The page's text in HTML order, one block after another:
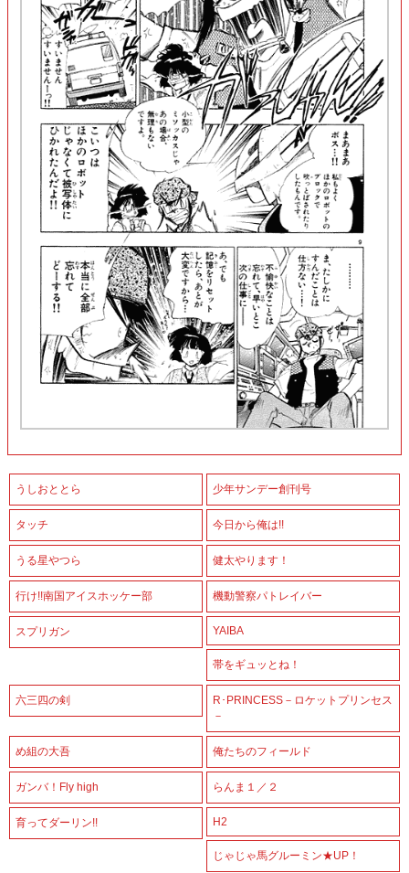
うしおととら 少年サンデー創刊号
タッチ 今日から俺は!!
うる星やつら 健太やります！
行け!!南国アイスホッケー部 機動警察パトレイバー
スプリガン YAIBA
帯をギュッとね！
六三四の剣
R･PRINCESS－ロケットプリンセス
－
め組の大吾 俺たちのフィールド
ガンバ！Fly high らんま１／２
育ってダーリン!! H2
じゃじゃ馬グルーミン★UP！